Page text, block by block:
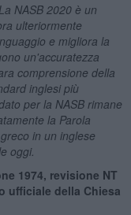
La NASB 2020 è un
ulteriormente
e migliora la
un'accuratezza
comprensione della
inglesi più
per la NASB rimane
la Parola
in un inglese
oggi.
1974, revisione NT
ufficiale della Chiesa